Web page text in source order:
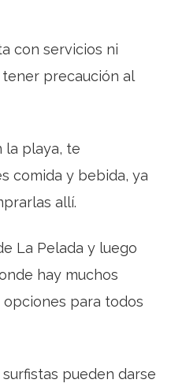
con servicios ni
precaución al
la playa, te
comida y bebida, ya
allí.
La Pelada y luego
hay muchos
opciones para todos
pueden darse